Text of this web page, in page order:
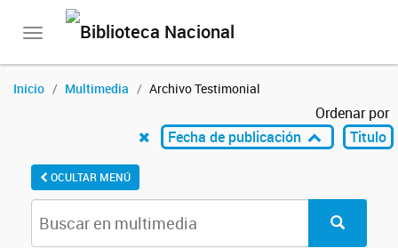
Toggle
Inicio Multimedia Archivo Testimonial
Ordenar por
Fecha de publicación
Titulo
OCULTAR MENÚ